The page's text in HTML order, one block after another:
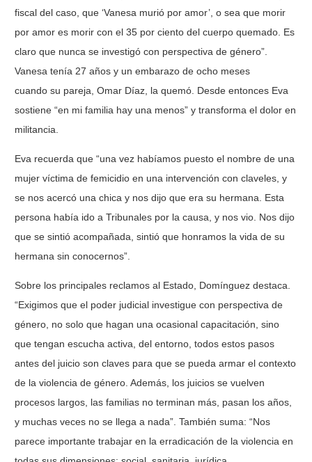
fiscal del caso, que ‘Vanesa murió por amor’, o sea que morir
por amor es morir con el 35 por ciento del cuerpo quemado. Es
claro que nunca se investigó con perspectiva de género”.
Vanesa tenía 27 años y un embarazo de ocho meses
cuando su pareja, Omar Díaz, la quemó. Desde entonces Eva
sostiene “en mi familia hay una menos” y transforma el dolor en
militancia.
Eva recuerda que “una vez habíamos puesto el nombre de una
mujer víctima de femicidio en una intervención con claveles, y
se nos acercó una chica y nos dijo que era su hermana. Esta
persona había ido a Tribunales por la causa, y nos vio. Nos dijo
que se sintió acompañada, sintió que honramos la vida de su
hermana sin conocernos”.
Sobre los principales reclamos al Estado, Domínguez destaca.
“Exigimos que el poder judicial investigue con perspectiva de
género, no solo que hagan una ocasional capacitación, sino
que tengan escucha activa, del entorno, todos estos pasos
antes del juicio son claves para que se pueda armar el contexto
de la violencia de género. Además, los juicios se vuelven
procesos largos, las familias no terminan más, pasan los años,
y muchas veces no se llega a nada”. También suma: “Nos
parece importante trabajar en la erradicación de la violencia en